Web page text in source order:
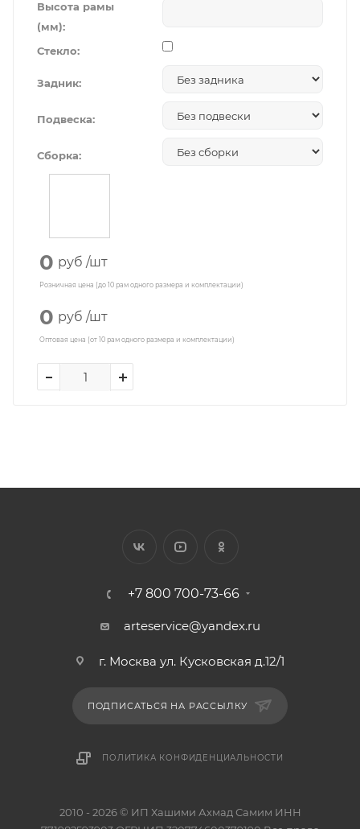
Высота рамы
(мм):
Стекло:
Задник:
Подвеска:
Сборка:
0 руб /шт
Розничная цена (до 10 рам одного размера и комплектации)
0 руб /шт
Оптовая цена (от 10 рам одного размера и комплектации)
+7 800 700-73-66
arteservice@yandex.ru
г. Москва ул. Кусковская д.12/1
ПОДПИСАТЬСЯ НА РАССЫЛКУ
ПОЛИТИКА КОНФИДЕНЦИАЛЬНОСТИ
2010 - 2026 © ИП Хашими Ахмад Самим ИНН